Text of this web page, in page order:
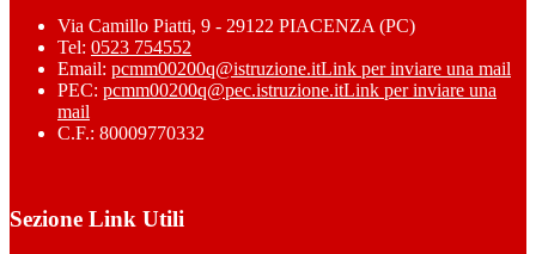
Via Camillo Piatti, 9 - 29122 PIACENZA (PC)
Tel: 0523 754552
Email: pcmm00200q@istruzione.itLink per inviare una mail
PEC: pcmm00200q@pec.istruzione.itLink per inviare una
mail
C.F.: 80009770332
Sezione Link Utili